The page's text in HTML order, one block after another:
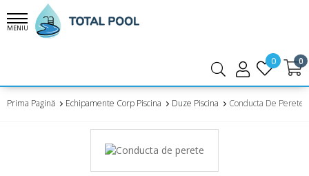
MENIU
0 0
Prima Pagină Echipamente Corp Piscina Duze Piscina Conducta De Perete